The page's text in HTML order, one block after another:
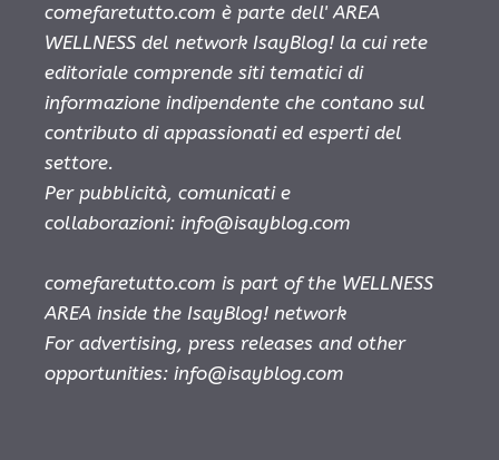
comefaretutto.com è parte dell' AREA
WELLNESS del network IsayBlog! la cui rete
editoriale comprende siti tematici di
informazione indipendente che contano sul
contributo di appassionati ed esperti del
settore.
Per pubblicità, comunicati e
collaborazioni: info@isayblog.com
comefaretutto.com is part of the WELLNESS
AREA inside the IsayBlog! network
For advertising, press releases and other
opportunities: info@isayblog.com